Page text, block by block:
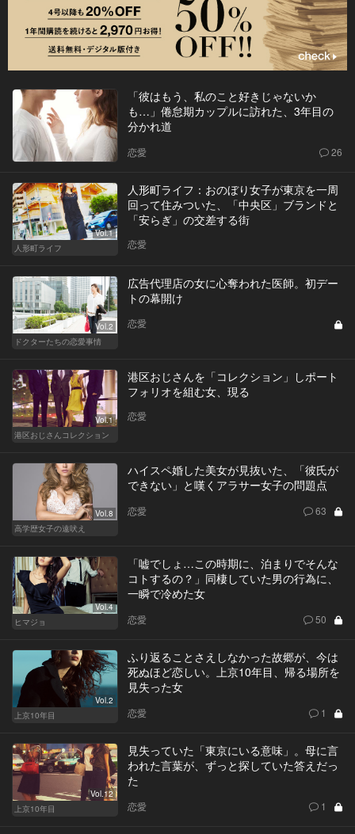
「彼はもう、私のこと好きじゃないか
も…」倦怠期カップルに訪れた、3年目の
分かれ道
恋愛 26
Vol.1
人形町ライフ
人形町ライフ：おのぼり女子が東京を一周
回って住みついた、「中央区」ブランドと
「安らぎ」の交差する街
恋愛
Vol.2
ドクターたちの恋愛事情
広告代理店の女に心奪われた医師。初デー
トの幕開け
恋愛
Vol.1
港区おじさんコレクション
港区おじさんを「コレクション」しポート
フォリオを組む女、現る
恋愛
Vol.8
高学歴女子の遠吠え
ハイスペ婚した美女が見抜いた、「彼氏が
できない」と嘆くアラサー女子の問題点
恋愛 63
Vol.4
ヒマジョ
「嘘でしょ…この時期に、泊まりでそんな
コトするの？」同棲していた男の行為に、
一瞬で冷めた女
恋愛 50
Vol.2
上京10年目
ふり返ることさえしなかった故郷が、今は
死ぬほど恋しい。上京10年目、帰る場所を
見失った女
恋愛 1
Vol.12
上京10年目
見失っていた「東京にいる意味」。母に言
われた言葉が、ずっと探していた答えだっ
た
恋愛 1